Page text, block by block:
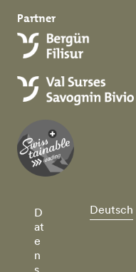
Partner
D
at
e
n
s
Deutsch